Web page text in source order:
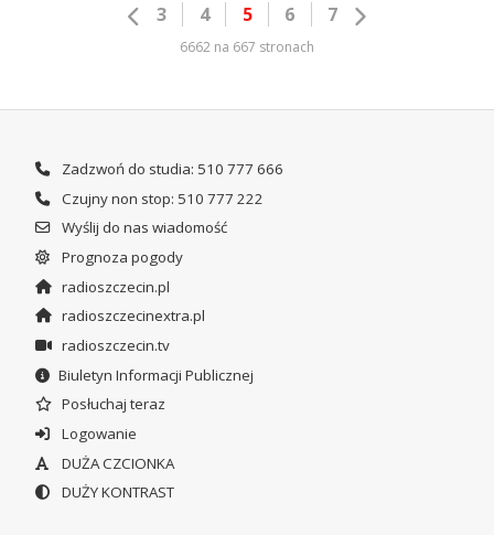
3 4 5 6 7
6662 na 667 stronach
Zadzwoń do studia: 510 777 666
Czujny non stop: 510 777 222
Wyślij do nas wiadomość
Prognoza pogody
radioszczecin.pl
radioszczecinextra.pl
radioszczecin.tv
Biuletyn Informacji Publicznej
Posłuchaj teraz
Logowanie
DUŻA CZCIONKA
DUŻY KONTRAST